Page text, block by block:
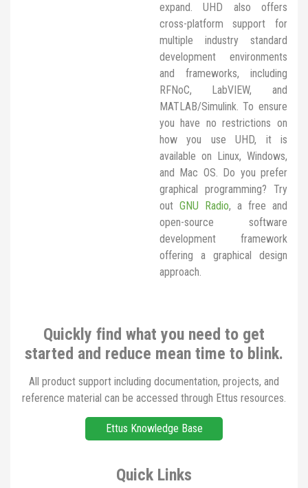
expand. UHD also offers
cross-platform support for
multiple industry standard
development environments
and frameworks, including
RFNoC, LabVIEW, and
MATLAB/Simulink. To ensure
you have no restrictions on
how you use UHD, it is
available on Linux, Windows,
and Mac OS. Do you prefer
graphical programming? Try
out GNU Radio, a free and
open-source software
development framework
offering a graphical design
approach.
Quickly find what you need to get
started and reduce mean time to blink.
All product support including documentation, projects, and
reference material can be accessed through Ettus resources.
Ettus Knowledge Base
Quick Links